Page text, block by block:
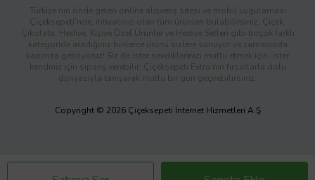
Türkiye’nin önde gelen online alışveriş sitesi ve mobil uygulaması
Çiçeksepeti’nde, ihtiyacınız olan tüm ürünleri bulabilirsiniz. Çiçek,
Çikolata, Hediye, Kişiye Özel Ürünler ve Hediye Setleri gibi birçok farklı
kategoride aradığınız binlerce ürünü sizlere sunuyor ve zamanında
kapınıza getiriyoruz! Siz de ister sevdiklerinizi mutlu etmek için, ister
kendiniz için sipariş verebilir; Çiçeksepeti Extra’nın fırsatlarla dolu
dünyasıyla tanışarak mutlu bir gün geçirebilirsiniz.
Copyright © 2026 Çiçeksepeti İnternet Hizmetleri A.Ş